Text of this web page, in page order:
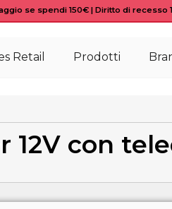
se spendi 150€ | Diritto di recesso
Retail Prodotti
12V con